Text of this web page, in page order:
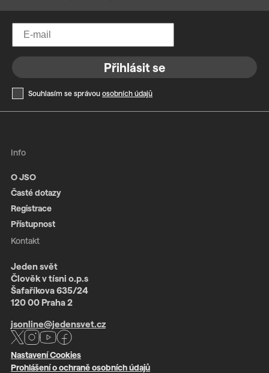
Přihlásit se
Souhlasím se správou osobních údajů
Info
O JSO
Časté dotazy
Registrace
Přístupnost
Kontakt
Jeden svět
Člověk v tísni o.p.s
Šafaříkova 635/24
120 00 Praha 2
jsonline@jedensvet.cz
Nastavení Cookies
Prohlášení o ochraně osobních údajů